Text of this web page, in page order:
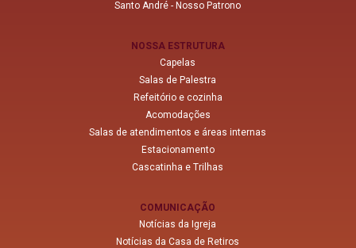
Santo André - Nosso Patrono
NOSSA ESTRUTURA
Capelas
Salas de Palestra
Refeitório e cozinha
Acomodações
Salas de atendimentos e áreas internas
Estacionamento
Cascatinha e Trilhas
COMUNICAÇÃO
Notícias da Igreja
Notícias da Casa de Retiros